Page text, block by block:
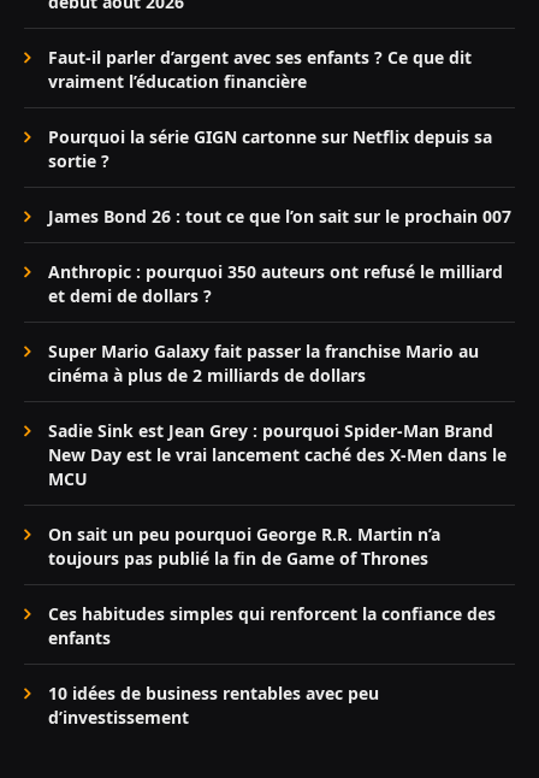
Faut-il parler d’argent avec ses enfants ? Ce que dit
vraiment l’éducation financière
Pourquoi la série GIGN cartonne sur Netflix depuis sa
sortie ?
James Bond 26 : tout ce que l’on sait sur le prochain 007
Anthropic : pourquoi 350 auteurs ont refusé le milliard
et demi de dollars ?
Super Mario Galaxy fait passer la franchise Mario au
cinéma à plus de 2 milliards de dollars
Sadie Sink est Jean Grey : pourquoi Spider-Man Brand
New Day est le vrai lancement caché des X-Men dans le
MCU
On sait un peu pourquoi George R.R. Martin n’a
toujours pas publié la fin de Game of Thrones
Ces habitudes simples qui renforcent la confiance des
enfants
10 idées de business rentables avec peu
d’investissement